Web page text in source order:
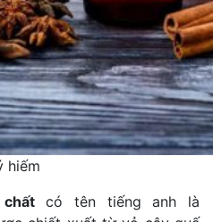
hiếm
có tên tiếng anh là